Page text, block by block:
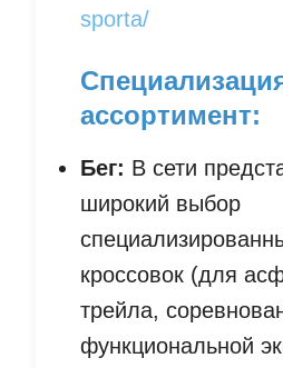
sporta/
ассортимент:
Бег: В сети
широкий выбор
кроссовок (для
трейла,
функциональной